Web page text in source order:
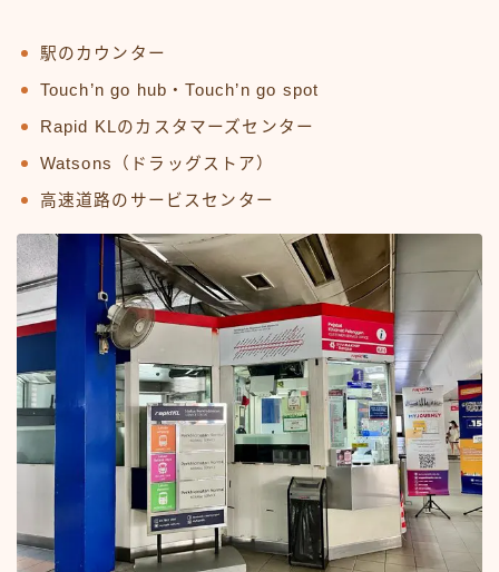
駅のカウンター
Touch’n go hub・Touch’n go spot
Rapid KLのカスタマーズセンター
Watsons（ドラッグストア）
高速道路のサービスセンター